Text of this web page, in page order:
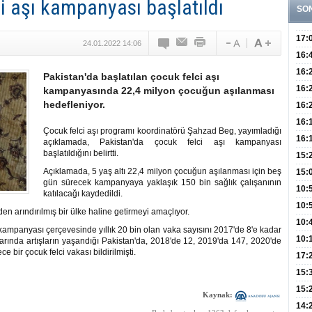
kampanyası başlatıldı
24.01.2022 14:06
Pakistan'da başlatılan çocuk felci aşı
kampanyasında 22,4 milyon çocuğun aşılanması
hedefleniyor.
Çocuk felci aşı programı koordinatörü Şahzad Beg, yayımladığı
açıklamada, Pakistan'da çocuk felci aşı kampanyası
başlatıldığını belirtti.
Açıklamada, 5 yaş altı 22,4 milyon çocuğun aşılanması için beş
gün sürecek kampanyaya yaklaşık 150 bin sağlık çalışanının
katılacağı kaydedildi.
arındırılmış bir ülke haline getirmeyi amaçlıyor.
çerçevesinde yıllık 20 bin olan vaka sayısını 2017'de 8'e kadar
artışların yaşandığı Pakistan'da, 2018'de 12, 2019'da 147, 2020'de
bir çocuk felci vakası bildirilmişti.
Kaynak:
300